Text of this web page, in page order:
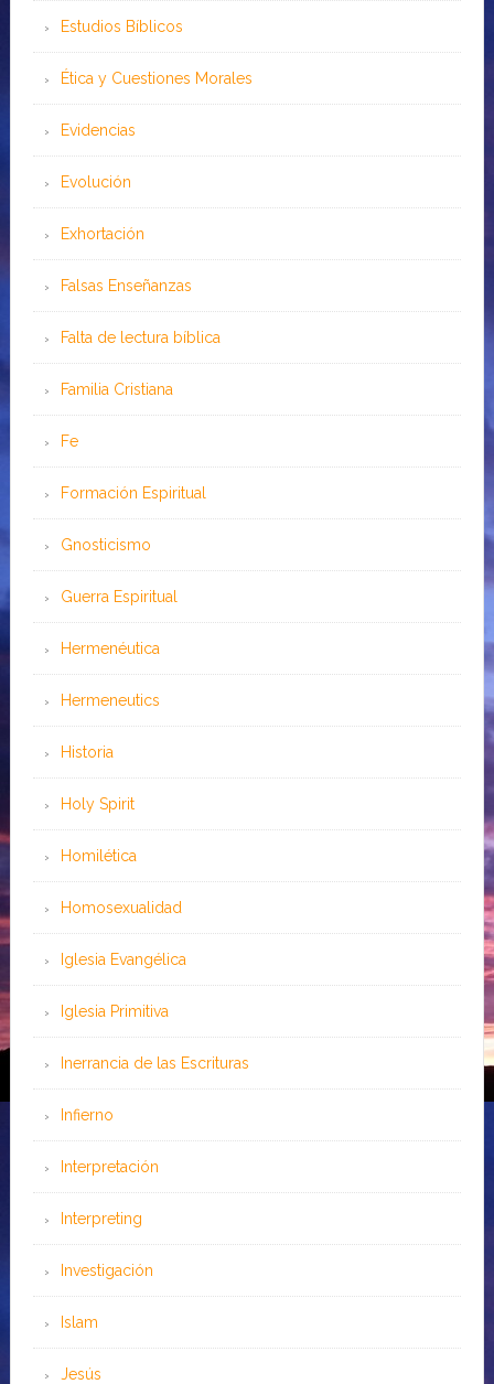
Estudios Bíblicos
Ética y Cuestiones Morales
Evidencias
Evolución
Exhortación
Falsas Enseñanzas
Falta de lectura bíblica
Familia Cristiana
Fe
Formación Espiritual
Gnosticismo
Guerra Espiritual
Hermenéutica
Hermeneutics
Historia
Holy Spirit
Homilética
Homosexualidad
Iglesia Evangélica
Iglesia Primitiva
Inerrancia de las Escrituras
Infierno
Interpretación
Interpreting
Investigación
Islam
Jesús